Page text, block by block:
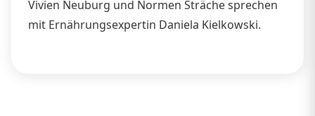
Vivien Neuburg und Normen Sträche sprechen
mit Ernährungsexpertin Daniela Kielkowski.